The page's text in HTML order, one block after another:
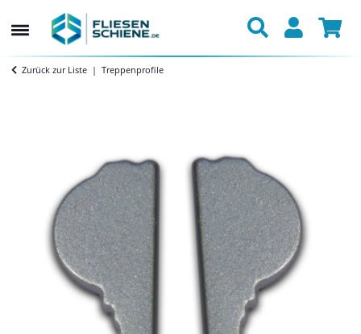
Zurück zur Liste Treppenprofile